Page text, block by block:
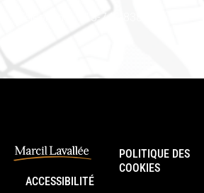
Téléphone : 613-745-8387
ACCESSIBILITÉ
POLITIQUE DES
COOKIES